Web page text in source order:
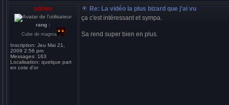
adrien
rang :
Cube de magma
Inscription: Jeu Mai 21,
2009 2:56 pm
Messages: 163
Localisation: quelque part
en cote d'or
Re: La vidéo la plus bizard que j'ai vu
ça c'est intéressant et sympa.
Sa rend super bien en plus.